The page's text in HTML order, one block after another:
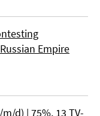
Empire
d) | 75%, 13 TV-